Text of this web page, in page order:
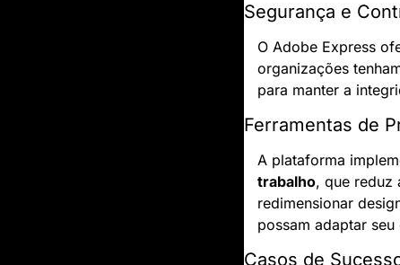
Segurança e
O Adobe Express
organizações
para manter a
Ferramentas de
A plataforma
trabalho, que reduz
redimensionar
possam adaptar
Casos de